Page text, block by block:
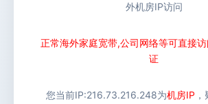
外机房IP访问
正常海外家庭宽带,公司网络等可直接
证
您当前IP:216.73.216.248为机房IP